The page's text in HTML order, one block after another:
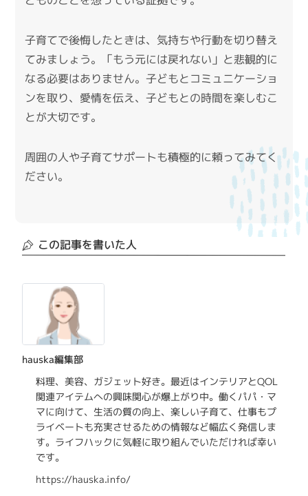
子育てで後悔したときは、気持ちや行動を切り替え
てみましょう。「もう元には戻れない」と悲観的に
なる必要はありません。子どもとコミュニケーショ
ンを取り、愛情を伝え、子どもとの時間を楽しむこ
とが大切です。
周囲の人や子育てサポートも積極的に頼ってみてく
ださい。
この記事を書いた人
hauska編集部
料理、美容、ガジェット好き。最近はインテリアとQOL
関連アイテムへの興味関心が爆上がり中。働くパパ・マ
マに向けて、生活の質の向上、楽しい子育て、仕事もプ
ライベートも充実させるための情報など幅広く発信しま
す。ライフハックに気軽に取り組んでいただければ幸い
です。
https://hauska.info/